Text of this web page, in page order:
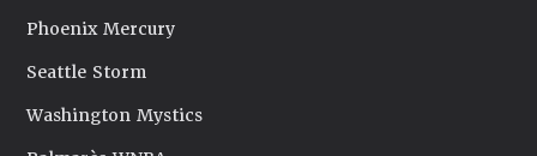
Phoenix Mercury
Seattle Storm
Washington Mystics